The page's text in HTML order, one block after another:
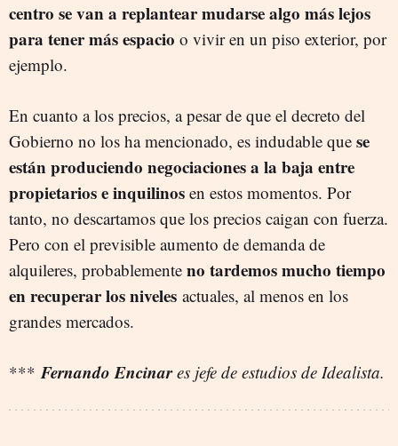
centro se van a replantear mudarse algo más lejos
para tener más espacio o vivir en un piso exterior, por
ejemplo.
En cuanto a los precios, a pesar de que el decreto del
Gobierno no los ha mencionado, es indudable que se
están produciendo negociaciones a la baja entre
propietarios e inquilinos en estos momentos. Por
tanto, no descartamos que los precios caigan con fuerza.
Pero con el previsible aumento de demanda de
alquileres, probablemente no tardemos mucho tiempo
en recuperar los niveles actuales, al menos en los
grandes mercados.
***Fernando Encinares jefe de estudios de Idealista.